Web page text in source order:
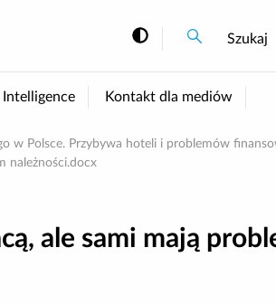
Zmiana
SzukajSzukaj
Szukaj
Intelligence Kontakt dla mediów
w Polsce. Przybywa hoteli i problemów
należności.docx
ale sami mają